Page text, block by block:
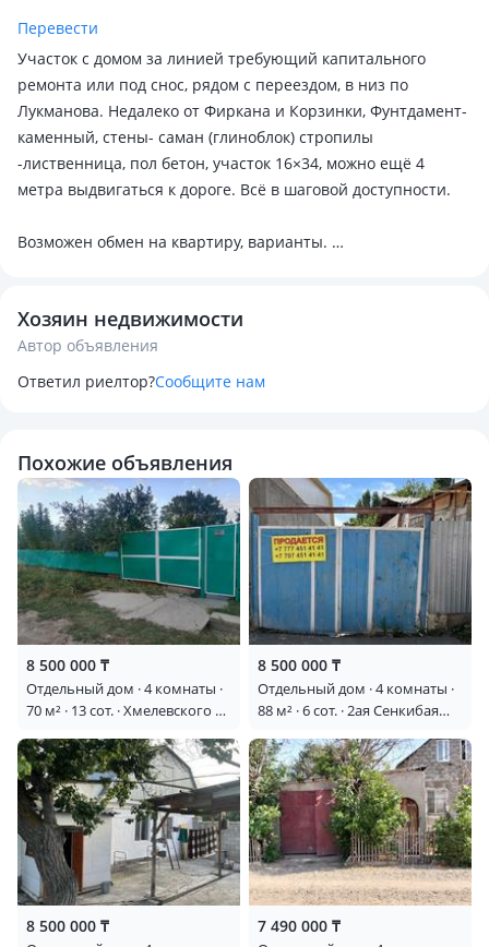
Перевести
Участок с домом за линией требующий капитального
ремонта или под снос, рядом с переездом, в низ по
Лукманова. Недалеко от Фиркана и Корзинки, Фунтдамент-
каменный, стены- саман (глиноблок) стропилы
-лиственница, пол бетон, участок 16×34, можно ещё 4
метра выдвигаться к дороге. Всё в шаговой доступности.
Возможен обмен на квартиру, варианты.
Хозяин недвижимости
Автор объявления
Ответил риелтор?Сообщите нам
Похожие объявления
8 500 000 ₸
Отдельный дом · 4 комнаты ·
70 м² · 13 сот. · Хмелевского 57
8 500 000 ₸
Отдельный дом · 4 комнаты ·
88 м² · 6 сот. · 2ая Сенкибая
8 500 000 ₸ 7 490 000 ₸